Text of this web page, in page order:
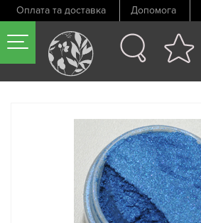
Оплата та доставка Допомога
Попередній товар